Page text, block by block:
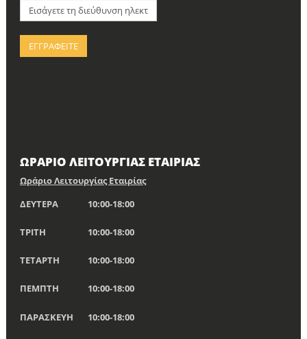
ΩΡΑΡΙΟ ΛΕΙΤΟΥΡΓΙΑΣ ΕΤΑΙΡΙΑΣ
Ωράριο Λειτουργίας Εταιρίας
ΔΕΥΤΕΡΑ
10:00-18:00
ΤΡΙΤΗ 10:00-18:00
ΤΕΤΑΡΤΗ 10:00-18:00
ΠΕΜΠΤΗ 10:00-18:00
ΠΑΡΑΣΚΕΥΗ 10:00-18:00